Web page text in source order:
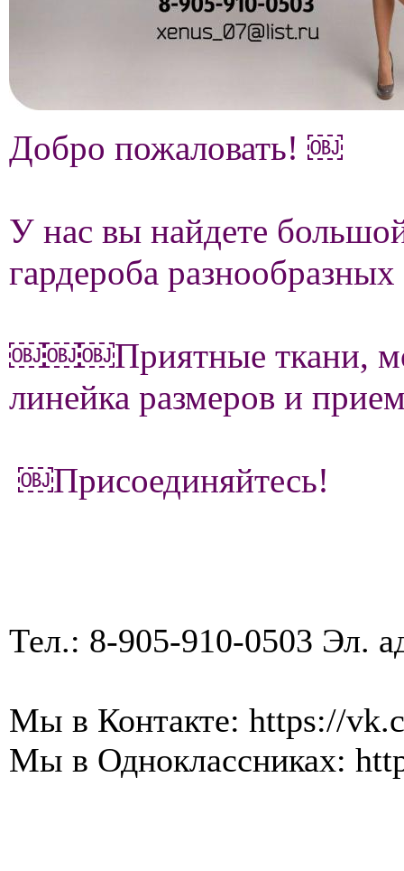
Добро пожаловать! ￼
У нас вы найдете
гардероба
￼￼￼Приятные ткани,
линейка размеров и
￼Присоединяйтесь!
Тел.: 8-905-910-0503 Эл.
Мы в Контакте: https://
Мы в Одноклассниках: